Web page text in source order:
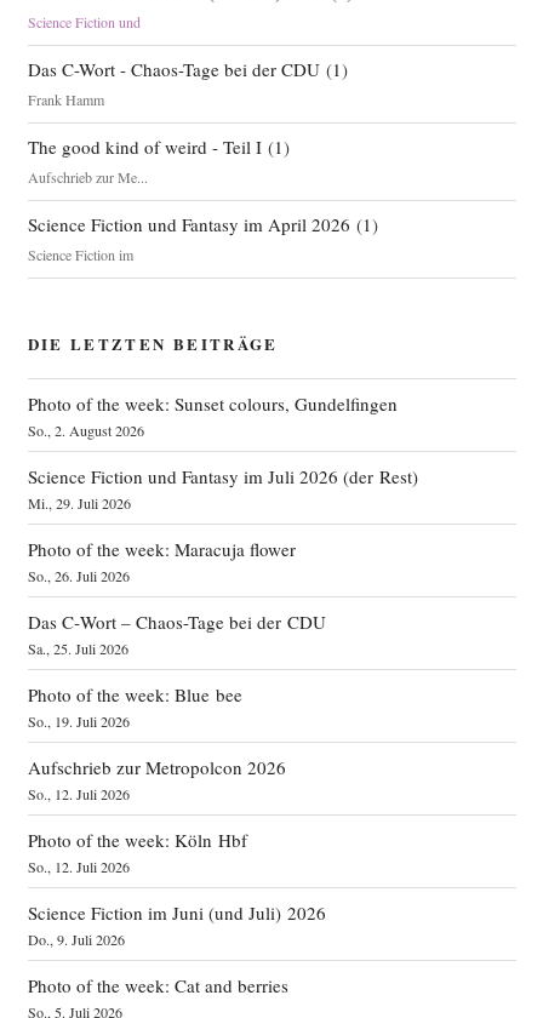
Science Fiction und
Das C-Wort - Chaos-Tage bei der CDU(1)
Frank Hamm
The good kind of weird - Teil I(1)
Aufschrieb zur Me...
Science Fiction und Fantasy im April 2026 (1)
Science Fiction im
DIE LETZTEN BEITRÄGE
Photo of the week: Sunset colours, Gundelfingen
So., 2. August 2026
Science Fiction und Fantasy im Juli 2026 (der Rest)
Mi., 29. Juli 2026
Photo of the week: Maracuja flower
So., 26. Juli 2026
Das C‑Wort – Chaos-Tage bei der CDU
Sa., 25. Juli 2026
Photo of the week: Blue bee
So., 19. Juli 2026
Aufschrieb zur Metropolcon 2026
So., 12. Juli 2026
Photo of the week: Köln Hbf
So., 12. Juli 2026
Science Fiction im Juni (und Juli) 2026
Do., 9. Juli 2026
Photo of the week: Cat and berries
So., 5. Juli 2026